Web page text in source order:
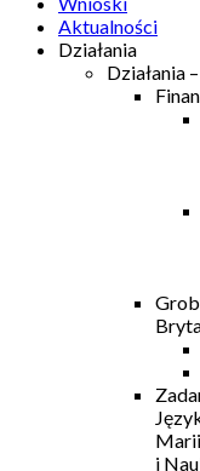
Aktualności
Działania
Działania
i